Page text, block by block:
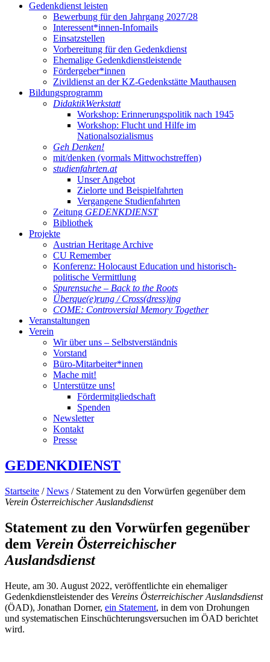
Gedenkdienst leisten
Bewerbung für den Jahrgang 2027/28
Interessent*innen-Infomails
Einsatzstellen
Vorbereitung für den Gedenkdienst
Ehemalige Gedenkdienstleistende
Fördergeber*innen
Zivildienst an der KZ-Gedenkstätte Mauthausen
Bildungsprogramm
DidaktikWerkstatt
Workshop: Erinnerungspolitik nach 1945
Workshop: Flucht und Hilfe im
Nationalsozialismus
Geh Denken!
mit/denken (vormals Mittwochstreffen)
studienfahrten.at
Unser Angebot
Zielorte und Beispielfahrten
Vergangene Studienfahrten
Zeitung GEDENKDIENST
Bibliothek
Projekte
Austrian Heritage Archive
CU Remember
Konferenz: Holocaust Education und historisch-
politische Vermittlung
Spurensuche – Back to the Roots
Überque(e)rung / Cross(dress)ing
COME: Controversial Memory Together
Veranstaltungen
Verein
Wir über uns – Selbstverständnis
Vorstand
Büro-Mitarbeiter*innen
Mache mit!
Unterstütze uns!
Fördermitgliedschaft
Spenden
Newsletter
Kontakt
Presse
GEDENKDIENST
Startseite /News / Statement zu den Vorwürfen gegenüber dem
Verein Österreichischer Auslandsdienst
Statement zu den Vorwürfen gegenüber
dem Verein Österreichischer
Auslandsdienst
Heute, am 30. August 2022, veröffentlichte ein ehemaliger
Gedenkdienstleistender des Vereins Österreichischer Auslandsdienst
(ÖAD), Jonathan Dorner, ein Statement, in dem von Drohungen
und systematischen Einschüchterungsversuchen im ÖAD berichtet
wird.